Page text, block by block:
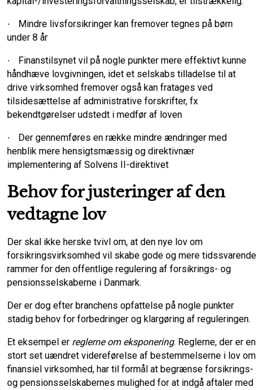
·
Mindre livsforsikringer kan fremover tegnes på børn
under 8 år
·
Finanstilsynet vil på nogle punkter mere effektivt kunne
håndhæve lovgivningen, idet et selskabs tilladelse til at
drive virksomhed fremover også kan fratages ved
tilsidesættelse af administrative forskrifter, fx
bekendtgørelser udstedt i medfør af loven
·
Der gennemføres en række mindre ændringer med
henblik mere hensigtsmæssig og direktivnær
implementering af Solvens II-direktivet
Behov for justeringer af den
vedtagne lov
Der skal ikke herske tvivl om, at den nye lov om
forsikringsvirksomhed vil skabe gode og mere tidssvarende
rammer for den offentlige regulering af forsikrings- og
pensionsselskaberne i Danmark.
Der er dog efter branchens opfattelse på nogle punkter
stadig behov for forbedringer og klargøring af reguleringen.
Et eksempel er reglerne om eksponering. Reglerne, der er en
stort set uændret videreførelse af bestemmelserne i lov om
finansiel virksomhed, har til formål at begrænse forsikrings-
og pensionsselskabernes mulighed for at indgå aftaler med